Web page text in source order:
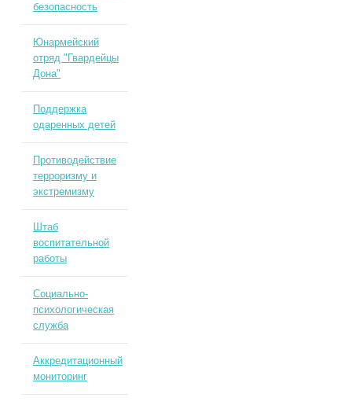
безопасность
Юнармейский
отряд "Гвардейцы
Дона"
Поддержка
одаренных детей
Противодействие
терроризму и
экстремизму
Штаб
воспитательной
работы
Социально-
психологическая
служба
Аккредитационный
мониторинг